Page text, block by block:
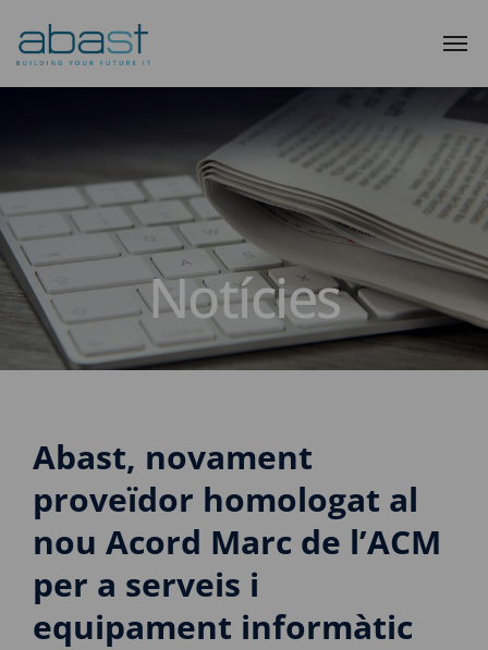
Notícies
Abast, novament
proveïdor homologat al
nou Acord Marc de l’ACM
per a serveis i
equipament informàtic